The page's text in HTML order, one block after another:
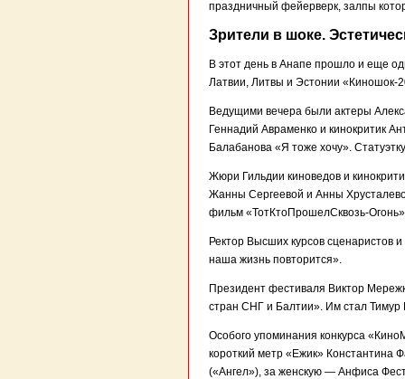
праздничный фейерверк, залпы
Зрители в шоке.
В этот день в Анапе прошло и еще
Латвии, Литвы и Эстонии «Киношок-
Ведущими вечера были актеры
Геннадий Авраменко и кинокритик
Балабанова «Я тоже хочу».
Жюри Гильдии киноведов и
Жанны Сергеевой и Анны
фильм «ТотКтоПрошелСквозь-
Ректор Высших курсов сценаристов
наша жизнь повторится».
Президент фестиваля Виктор
стран СНГ и Балтии». Им стал Тимур
Особого упоминания конкурса
короткий метр «Ежик» Константина
(«Ангел»), за женскую — Анфиса